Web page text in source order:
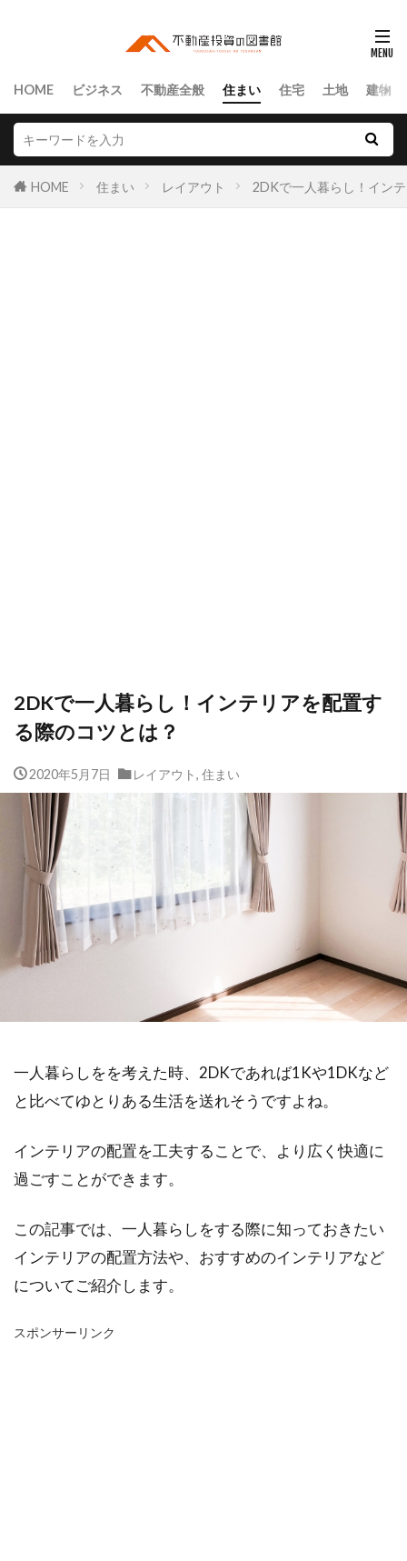
HOME ビジネス 不動産全般 住まい 住宅 土地 建物
HOME 住まい レイアウト 2DKで一人暮らし！イン
2DKで一人暮らし！インテリアを配置す
る際のコツとは？
2020年5月7日 レイアウト, 住まい
一人暮らしをを考えた時、2DKであれば1Kや1DKなど
と比べてゆとりある生活を送れそうですよね。
インテリアの配置を工夫することで、より広く快適に
過ごすことができます。
この記事では、一人暮らしをする際に知っておきたい
インテリアの配置方法や、おすすめのインテリアなど
についてご紹介します。
スポンサーリンク